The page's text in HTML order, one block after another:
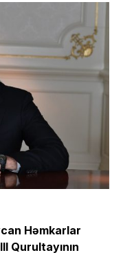
Həmkarlar
Qurultayının